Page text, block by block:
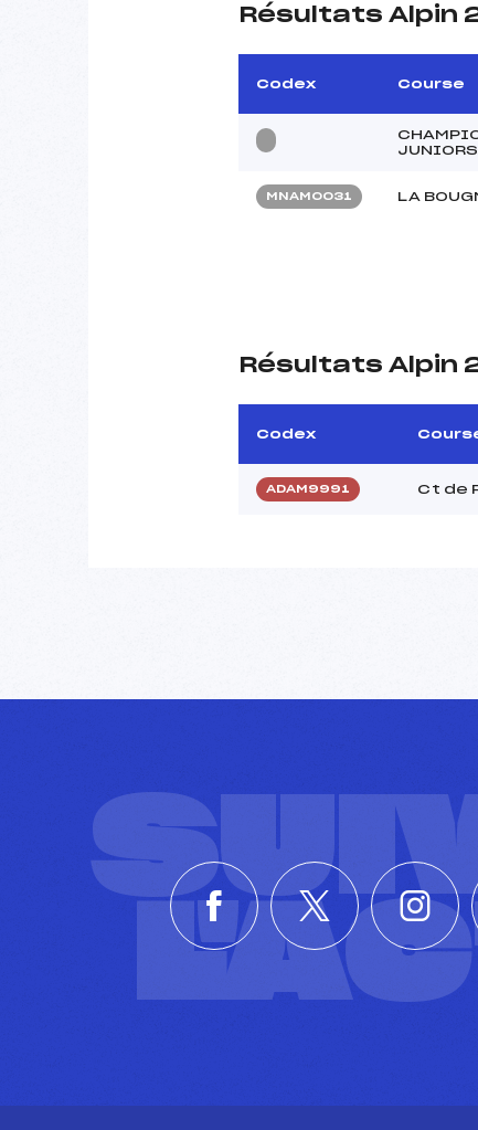
Résultats Alpin
Codex Course
MNAM0031 LA
Résultats Alpin
Codex
ADAM9991 Ct de